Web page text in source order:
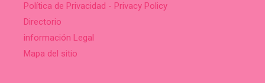
Política de Privacidad - Privacy Policy
Directorio
información Legal
Mapa del sitio